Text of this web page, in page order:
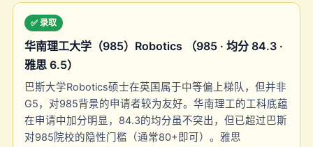
✅ 录取
华南理工大学（985）Robotics （985 · 均分 84.3 ·
雅思 6.5）
巴斯大学Robotics硕士在英国属于中等偏上梯队，但并非
G5，对985背景的申请者较为友好。华南理工的工科底蕴
在申请中加分明显，84.3的均分虽不突出，但已超过巴斯
对985院校的隐性门槛（通常80+即可）。雅思